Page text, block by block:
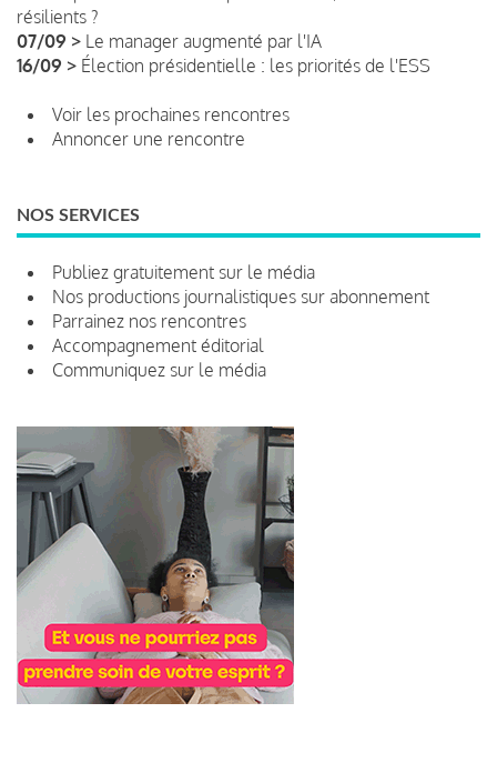
résilients ?
07/09 > Le manager augmenté par l'IA
16/09 > Élection présidentielle : les priorités de l'ESS
Voir les prochaines rencontres
Annoncer une rencontre
NOS SERVICES
Publiez gratuitement sur le média
Nos productions journalistiques sur abonnement
Parrainez nos rencontres
Accompagnement éditorial
Communiquez sur le média